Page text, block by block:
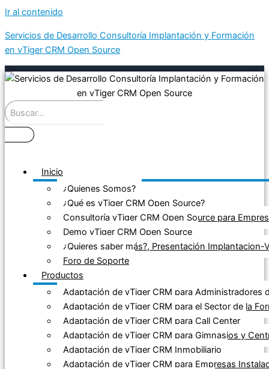
Ir al contenido
Servicios de Desarrollo Consultoría Implantación y Formación
en vTiger CRM Open Source
Inicio
¿Quienes Somos?
¿Qué es vTiger CRM Open Source?
Consultoría vTiger CRM Open Source para
Demo vTiger CRM Open Source
¿Quieres saber más?, Presentación Implantacion-
Foro de Soporte
Productos
Adaptación de vTiger CRM para Administradores
Adaptación de vTiger CRM para el Sector de la
Adaptación de vTiger CRM para Call Center
Adaptación de vTiger CRM para Gimnasios y
Adaptación de vTiger CRM Inmobiliario
Adaptación de vTiger CRM para Empresas